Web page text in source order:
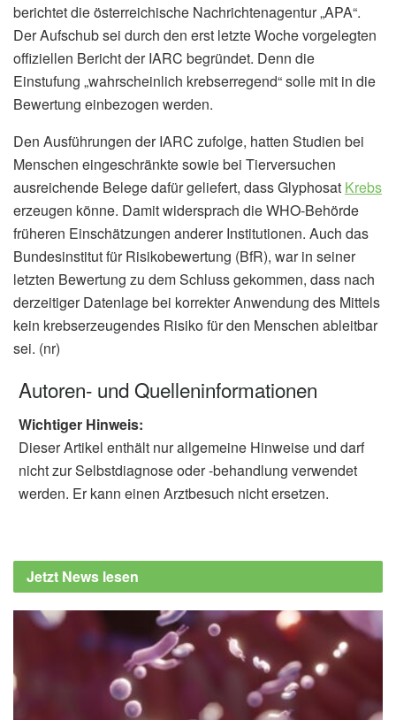
berichtet die österreichische Nachrichtenagentur „APA“.
Der Aufschub sei durch den erst letzte Woche vorgelegten
offiziellen Bericht der IARC begründet. Denn die
Einstufung „wahrscheinlich krebserregend“ solle mit in die
Bewertung einbezogen werden.
Den Ausführungen der IARC zufolge, hatten Studien bei
Menschen eingeschränkte sowie bei Tierversuchen
ausreichende Belege dafür geliefert, dass Glyphosat Krebs
erzeugen könne. Damit widersprach die WHO-Behörde
früheren Einschätzungen anderer Institutionen. Auch das
Bundesinstitut für Risikobewertung (BfR), war in seiner
letzten Bewertung zu dem Schluss gekommen, dass nach
derzeitiger Datenlage bei korrekter Anwendung des Mittels
kein krebserzeugendes Risiko für den Menschen ableitbar
sei. (nr)
Autoren- und Quelleninformationen
Wichtiger Hinweis:
Dieser Artikel enthält nur allgemeine Hinweise und darf
nicht zur Selbstdiagnose oder -behandlung verwendet
werden. Er kann einen Arztbesuch nicht ersetzen.
Jetzt News lesen